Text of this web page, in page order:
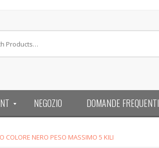
NEGOZIO DOMANDE FREQUENTI
COLORE NERO PESO MASSIMO 5 KILI